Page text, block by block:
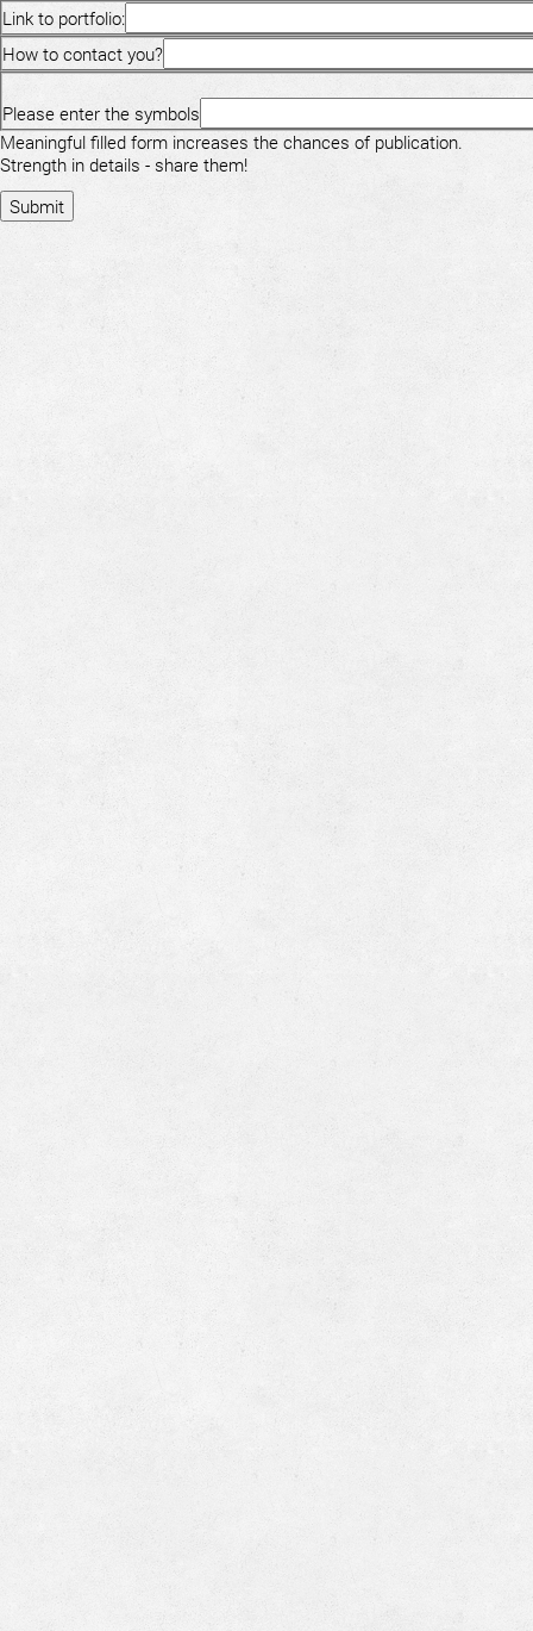
Link to portfolio:
How to contact you?
Please enter the symbols
Meaningful filled form increases the chances of publication.
Strength in details - share them!